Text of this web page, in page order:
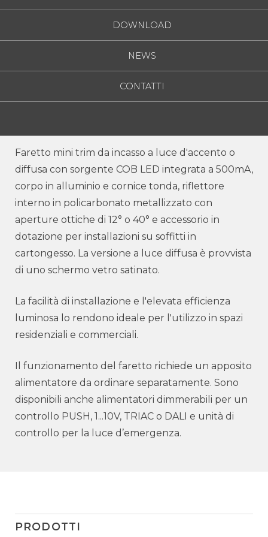
DOWNLOAD
NEWS
CONTATTI
Faretto mini trim da incasso a luce d'accento o
diffusa con sorgente COB LED integrata a 500mA,
corpo in alluminio e cornice tonda, riflettore
interno in policarbonato metallizzato con
aperture ottiche di 12° o 40° e accessorio in
dotazione per installazioni su soffitti in
cartongesso. La versione a luce diffusa è provvista
di uno schermo vetro satinato.
La facilità di installazione e l'elevata efficienza
luminosa lo rendono ideale per l'utilizzo in spazi
residenziali e commerciali.
Il funzionamento del faretto richiede un apposito
alimentatore da ordinare separatamente. Sono
disponibili anche alimentatori dimmerabili per un
controllo PUSH, 1...10V, TRIAC o DALI e unità di
controllo per la luce d’emergenza.
PRODOTTI